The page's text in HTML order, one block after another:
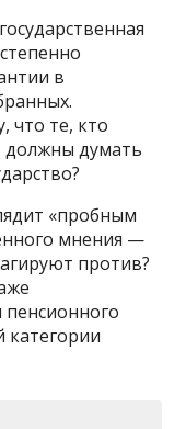
в
что те, кто
должны думать
«пробным
мнения —
против?
категории